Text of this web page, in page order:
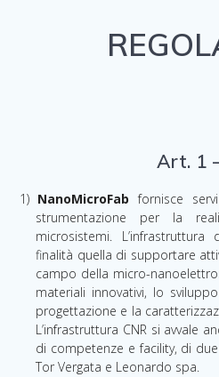
Art. 1
1) NanoMicroFabfornisce
strumentazione per la
microsistemi. L’infrastruttura
finalità quella di supportare
campo della micro-
materiali innovativi, lo
progettazione e la
L’infrastruttura CNR si avvale
di competenze e facility, di
Tor Vergata e Leonardo spa.